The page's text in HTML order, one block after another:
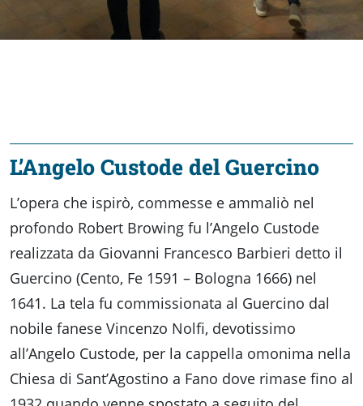
L’Angelo Custode del Guercino
L’opera che ispirò, commesse e ammaliò nel
profondo Robert Browing fu l’Angelo Custode
realizzata da Giovanni Francesco Barbieri detto il
Guercino (Cento, Fe 1591 – Bologna 1666) nel
1641. La tela fu commissionata al Guercino dal
nobile fanese Vincenzo Nolfi, devotissimo
all’Angelo Custode, per la cappella omonima nella
Chiesa di Sant’Agostino a Fano dove rimase fino al